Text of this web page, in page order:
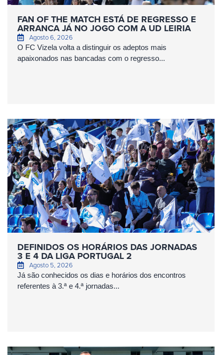
FAN OF THE MATCH ESTÁ DE REGRESSO E
ARRANCA JÁ NO JOGO COM A UD LEIRIA
Agosto 6, 2026
O FC Vizela volta a distinguir os adeptos mais
apaixonados nas bancadas com o regresso...
DEFINIDOS OS HORÁRIOS DAS JORNADAS
3 E 4 DA LIGA PORTUGAL 2
Agosto 5, 2026
Já são conhecidos os dias e horários dos encontros
referentes à 3.ª e 4.ª jornadas...